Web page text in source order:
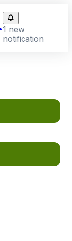
1 new
notification